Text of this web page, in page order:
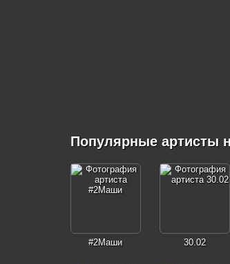
Популярные артисты
#2Маши 30.02